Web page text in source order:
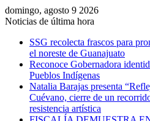
domingo, agosto 9 2026
Noticias de última hora
SSG recolecta frascos para
el noreste de Guanajuato
Reconoce Gobernadora
Pueblos Indígenas
Natalia Barajas presenta
Cuévano, cierre de un
resistencia artística